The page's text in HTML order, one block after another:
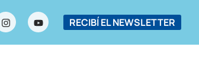
RECIBÍ EL NEWSLETTER